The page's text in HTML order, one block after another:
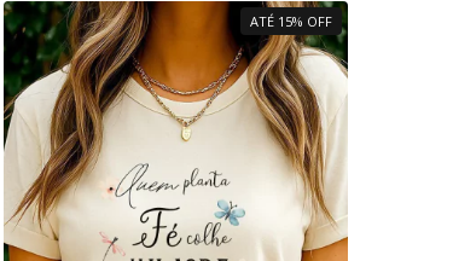
ATÉ 15% OFF